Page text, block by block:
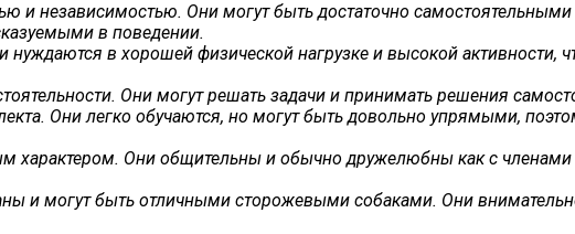
и независимостью. Они могут быть достаточно самостоятельными
в поведении.
в хорошей физической нагрузке и высокой активности,
Они могут решать задачи и принимать решения
Они легко обучаются, но могут быть довольно упрямыми,
характером. Они общительны и обычно дружелюбны как с членами
и могут быть отличными сторожевыми собаками. Они